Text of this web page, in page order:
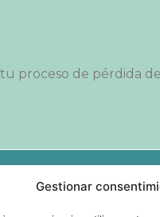
Gestionar
proceso de pérdida